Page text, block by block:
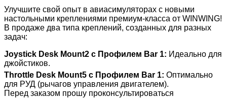
Улучшите свой опыт в авиасимуляторах с новыми
настольными креплениями премиум-класса от WINWING!
В продаже два типа креплений, созданных для разных
задач:
Joystick Desk Mount2 с Профилем Bar 1: Идеально для
джойстиков.
Throttle Desk Mount5 с Профилем Bar 1: Оптимально
для РУД (рычагов управления двигателем).
Перед заказом прошу проконсультироваться